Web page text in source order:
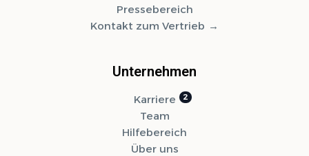
Pressebereich
Kontakt zum Vertrieb
Unternehmen
Karriere
Team
Hilfebereich
Über uns